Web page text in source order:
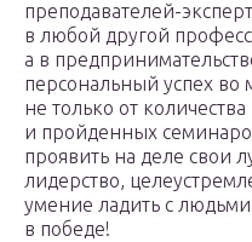
преподавателей-
в любой другой
а в
персональный успех во
не только от
и пройденных
проявить на деле свои
лидерство,
умение ладить с
в победе!